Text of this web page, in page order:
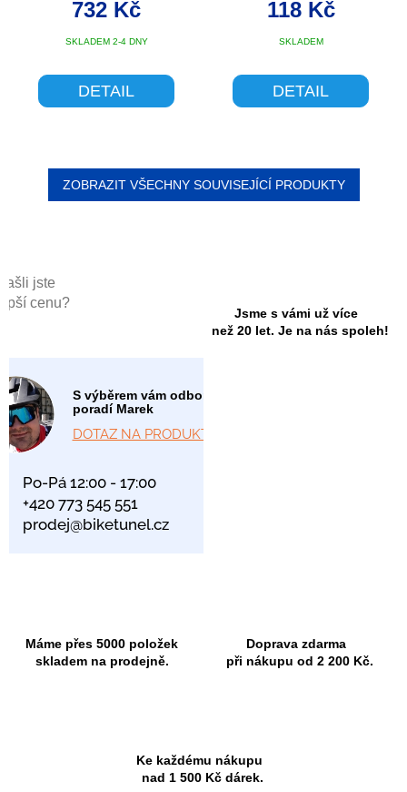
jste
cenu?
S výběrem vám odborně
poradí Marek
DOTAZ NA PRODUKT
Po-Pá 12:00 - 17:00
+420 773 545 551
prodej@biketunel.cz
Jsme s vámi už více
než 20 let. Je na nás spoleh!
Máme přes 5000 položek
skladem na prodejně.
Doprava zdarma
při nákupu od 2 200 Kč.
Ke každému nákupu
nad 1 500 Kč dárek.
SKLADEM 2-4 DNY
732 Kč
DETAIL
SKLADEM
118 Kč
DETAIL
ZOBRAZIT VŠECHNY SOUVISEJÍCÍ PRODUKTY